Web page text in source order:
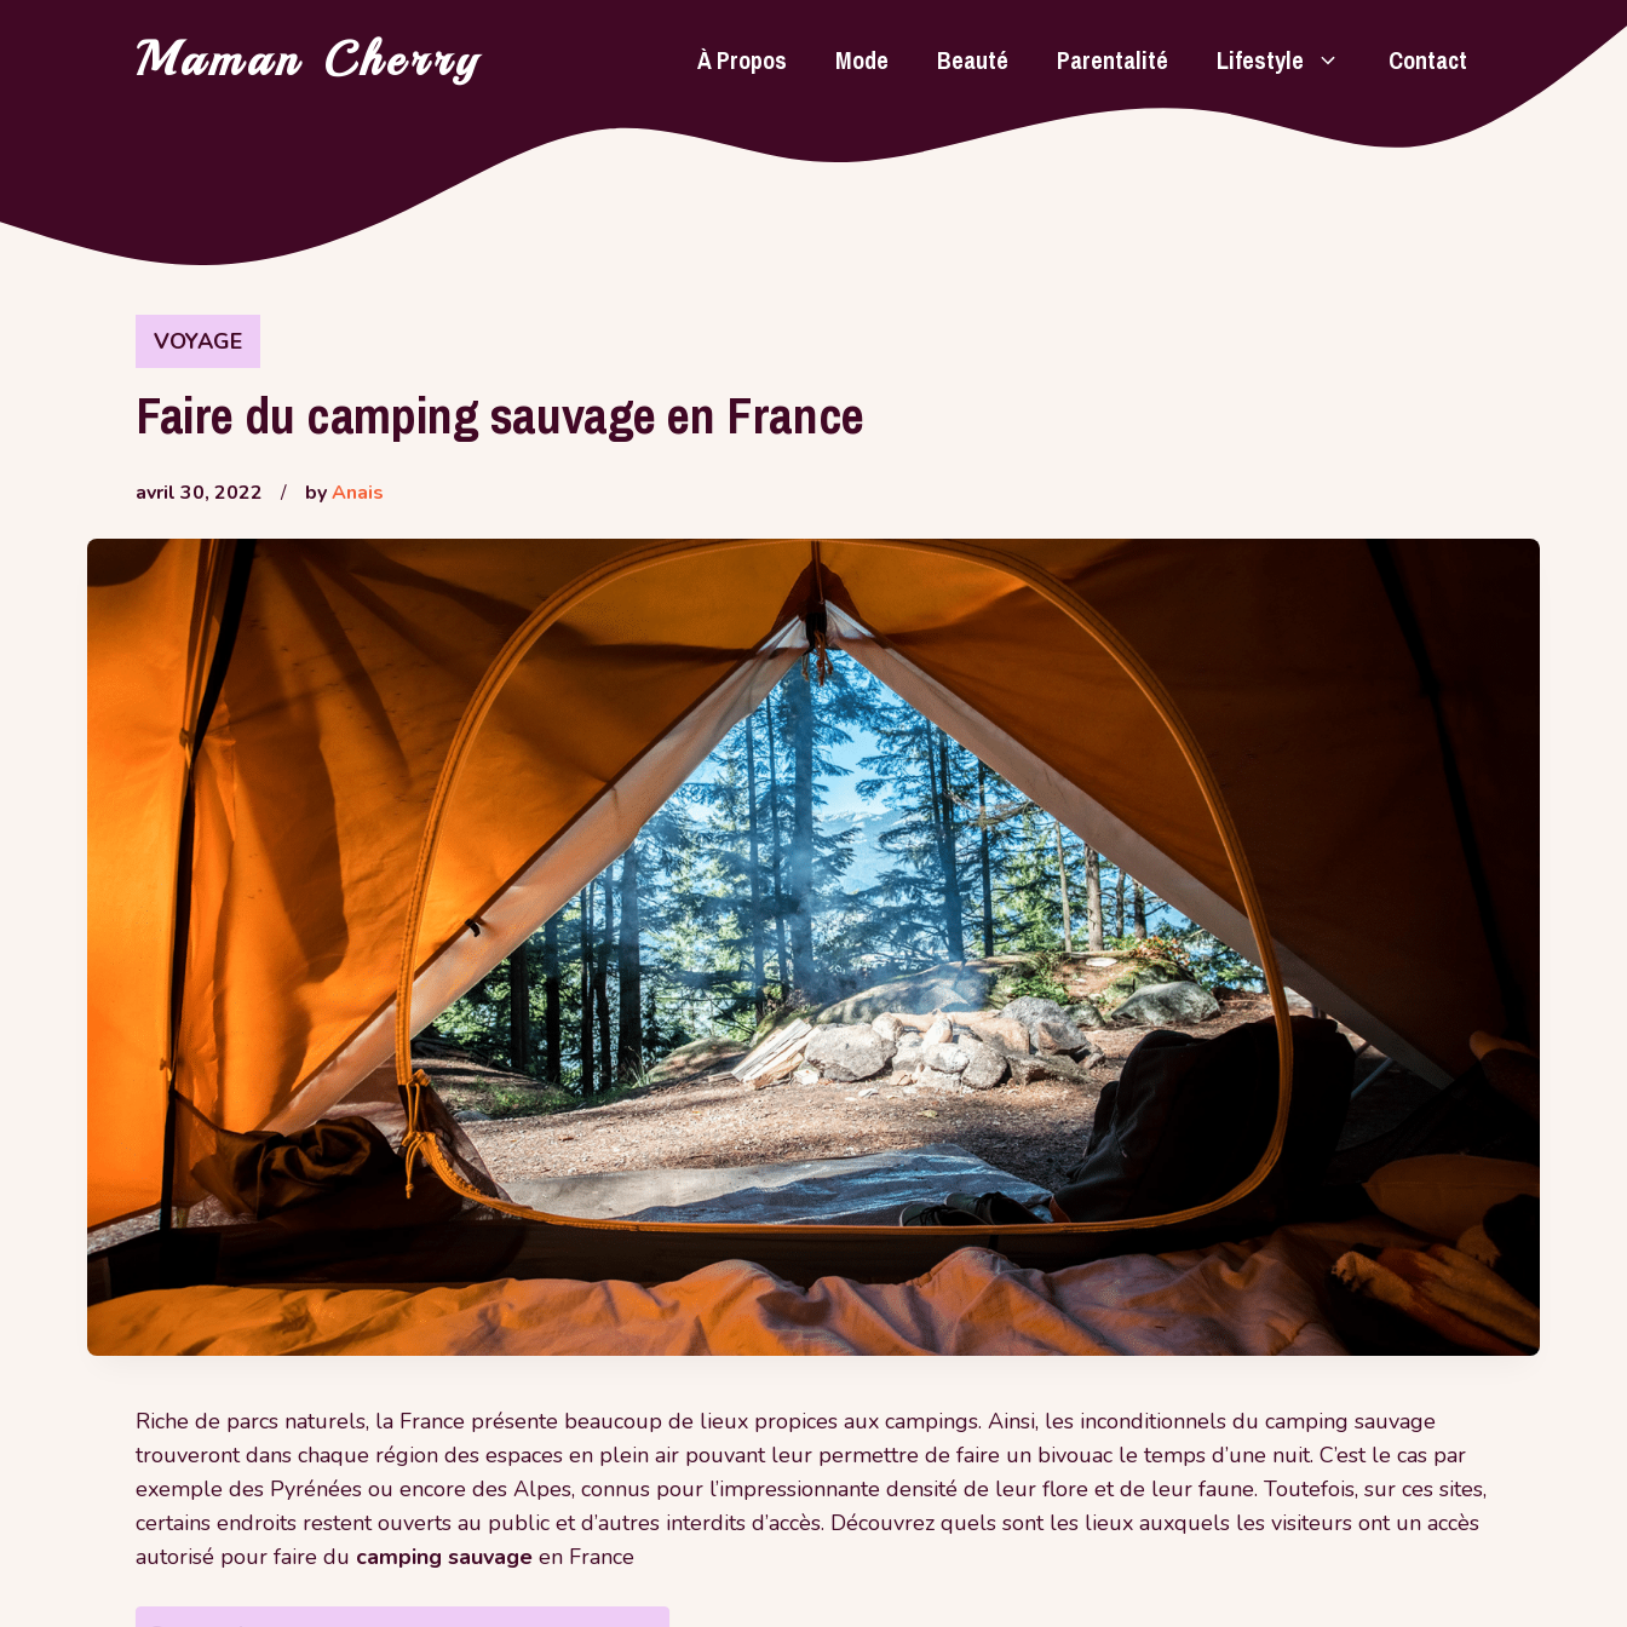
Maman Cherry À Propos Mode Beauté Parentalité Lifestyle Contact
VOYAGE
Faire du camping sauvage en France
avril 30, 2022 / byAnais
Riche de parcs naturels, la France présente beaucoup de lieux propices aux campings. Ainsi, les inconditionnels du camping sauvage
trouveront dans chaque région des espaces en plein air pouvant leur permettre de faire un bivouac le temps d’une nuit. C’est le cas par
exemple des Pyrénées ou encore des Alpes, connus pour l’impressionnante densité de leur flore et de leur faune. Toutefois, sur ces sites,
certains endroits restent ouverts au public et d’autres interdits d’accès. Découvrez quels sont les lieux auxquels les visiteurs ont un accès
autorisé pour faire du camping sauvage en France